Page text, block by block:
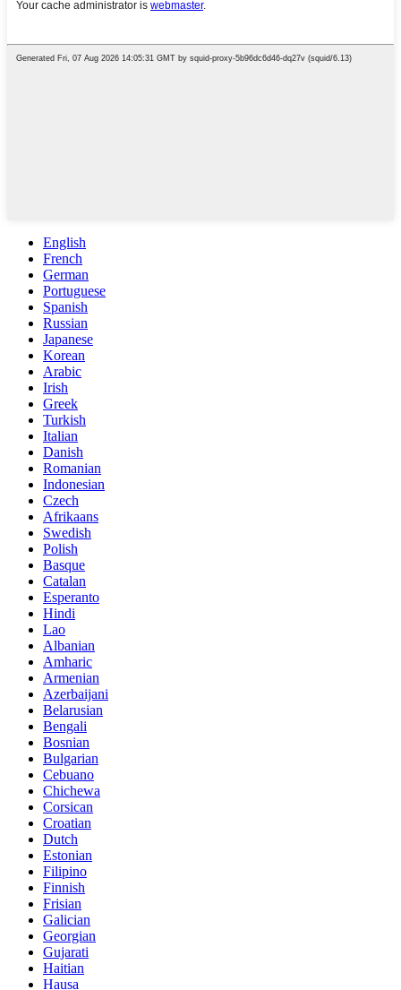
English
French
German
Portuguese
Spanish
Russian
Japanese
Korean
Arabic
Irish
Greek
Turkish
Italian
Danish
Romanian
Indonesian
Czech
Afrikaans
Swedish
Polish
Basque
Catalan
Esperanto
Hindi
Lao
Albanian
Amharic
Armenian
Azerbaijani
Belarusian
Bengali
Bosnian
Bulgarian
Cebuano
Chichewa
Corsican
Croatian
Dutch
Estonian
Filipino
Finnish
Frisian
Galician
Georgian
Gujarati
Haitian
Hausa